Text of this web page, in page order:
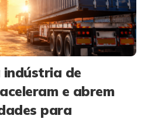
de
e abrem
para